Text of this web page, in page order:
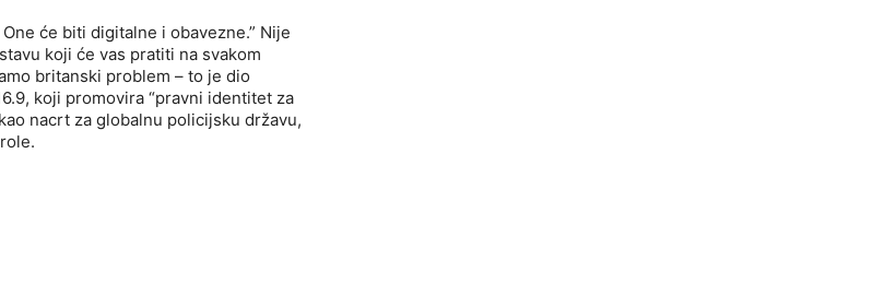
će biti digitalne i obavezne.” Nije
koji će vas pratiti na svakom
britanski problem – to je dio
koji promovira “pravni identitet za
nacrt za globalnu policijsku državu,